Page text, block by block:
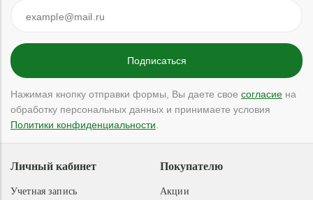
Нажимая кнопку отправки формы, Вы даете свое согласие на
обработку персональных данных и принимаете условия
Политики конфиденциальности
Покупателю
Акции
Личный кабинет
Учетная запись